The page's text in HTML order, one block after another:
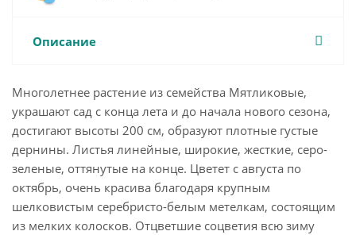
Описание
Многолетнее растение из семейства Мятликовые,
украшают сад с конца лета и до начала нового сезона,
достигают высоты 200 см, образуют плотные густые
дернины. Листья линейные, широкие, жесткие, серо-
зеленые, оттянутые на конце. Цветет с августа по
октябрь, очень красива благодаря крупным
шелковистым серебристо-белым метелкам, состоящим
из мелких колосков. Отцветшие соцветия всю зиму